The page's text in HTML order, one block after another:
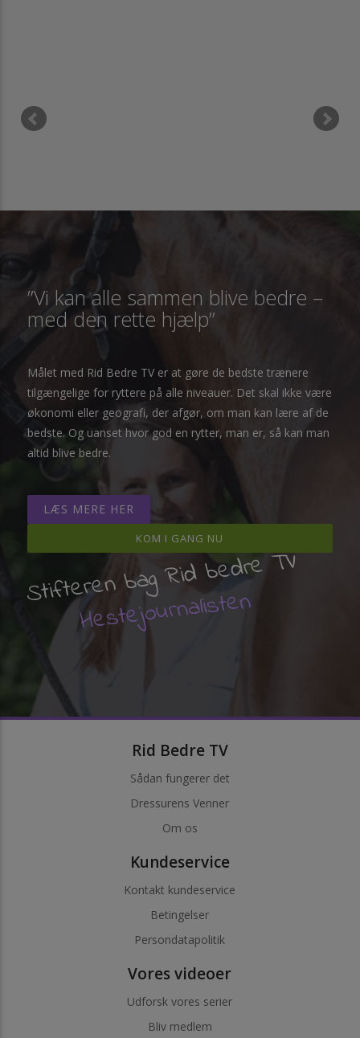
”Vi kan alle sammen blive bedre –
med den rette hjælp”
Målet med Rid Bedre TV er at gøre de bedste trænere
tilgængelige for ryttere på alle niveauer. Det skal ikke være
økonomi eller geografi, der afgør, om man kan lære af de
bedste. Og uanset hvor god en rytter, man er, så kan man
altid blive bedre.
LÆS MERE HER
KOM I GANG NU
Stifteren bag Rid bedre TV
Hestejournalisten
Rid Bedre TV
Sådan fungerer det
Dressurens Venner
Om os
Kundeservice
Kontakt kundeservice
Betingelser
Persondatapolitik
Vores videoer
Udforsk vores serier
Bliv medlem